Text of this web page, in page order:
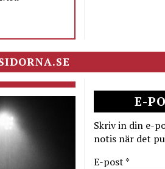
E-
Skriv in din e-
notis när det
E-post *